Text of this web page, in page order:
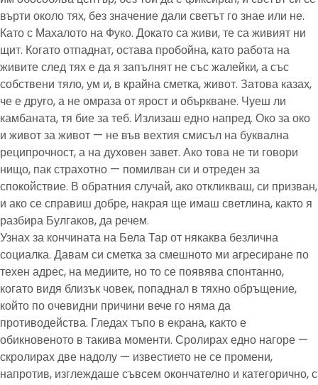
върти около тях, без значение дали светът го знае или не.
Като с Махалото на Фуко. Докато са живи, те са живият ни
щит. Когато отпаднат, остава пробойна, като работа на
живите след тях е да я запълнят не със жалейки, а със
собствени тяло, ум и, в крайна сметка, живот. Затова казах,
че е друго, а не омраза от ярост и объркване. Чуеш ли
камбаната, тя бие за теб. Излизаш едно напред. Око за око
и живот за живот — не във вехтия смисъл на буквална
реципрочност, а на духовен завет. Ако това не ти говори
нищо, пак страхотно — помилван си и отреден за
спокойствие. В обратния случай, ако откликваш, си призван,
и ако се справиш добре, накрая ще имаш светлина, както я
разбира Булгаков, да речем.
Узнах за кончината на Бела Тар от някаква безлична
социалка. Давам си сметка за смешното ми агресиране по
техен адрес, на медиите, но то се появява спонтанно,
когато видя близък човек, попаднал в тяхно обръщение,
който по очевидни причини вече го няма да
противодейства. Гледах тъпо в екрана, както е
обикновеното в такива моменти. Сролирах едно нагоре —
скролирах две надолу — известието не се промени,
напротив, изглеждаше съвсем окончателно и категорично, с